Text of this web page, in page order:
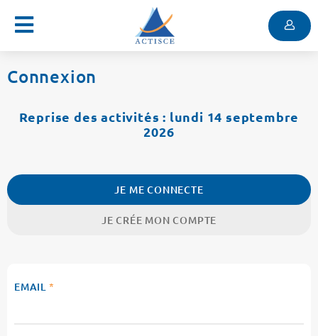
Menu
Connexion
Reprise des activités : lundi 14 septembre
2026
JE ME CONNECTE
JE CRÉE MON COMPTE
EMAIL *